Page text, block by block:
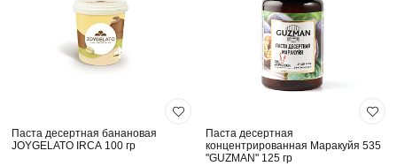
Паста десертная банановая
JOYGELATO IRCA 100 гр
Паста десертная
концентрированная Маракуйя 535
"GUZMAN" 125 гр